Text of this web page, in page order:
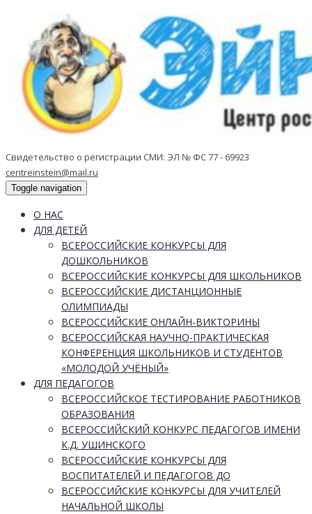
Свидетельство о регистрации СМИ: ЭЛ № ФС 77 - 69923
centreinstein@mail.ru
Toggle navigation
О НАС
ДЛЯ ДЕТЕЙ
ВСЕРОССИЙСКИЕ КОНКУРСЫ ДЛЯ
ДОШКОЛЬНИКОВ
ВСЕРОССИЙСКИЕ КОНКУРСЫ ДЛЯ ШКОЛЬНИКОВ
ВСЕРОССИЙСКИЕ ДИСТАНЦИОННЫЕ
ОЛИМПИАДЫ
ВСЕРОССИЙСКИЕ ОНЛАЙН-ВИКТОРИНЫ
ВСЕРОССИЙСКАЯ НАУЧНО-ПРАКТИЧЕСКАЯ
КОНФЕРЕНЦИЯ ШКОЛЬНИКОВ И СТУДЕНТОВ
«МОЛОДОЙ УЧЁНЫЙ»
ДЛЯ ПЕДАГОГОВ
ВСЕРОССИЙСКОЕ ТЕСТИРОВАНИЕ РАБОТНИКОВ
ОБРАЗОВАНИЯ
ВСЕРОССИЙСКИЙ КОНКУРС ПЕДАГОГОВ ИМЕНИ
К.Д. УШИНСКОГО
ВСЕРОССИЙСКИЕ КОНКУРСЫ ДЛЯ
ВОСПИТАТЕЛЕЙ И ПЕДАГОГОВ ДО
ВСЕРОССИЙСКИЕ КОНКУРСЫ ДЛЯ УЧИТЕЛЕЙ
НАЧАЛЬНОЙ ШКОЛЫ